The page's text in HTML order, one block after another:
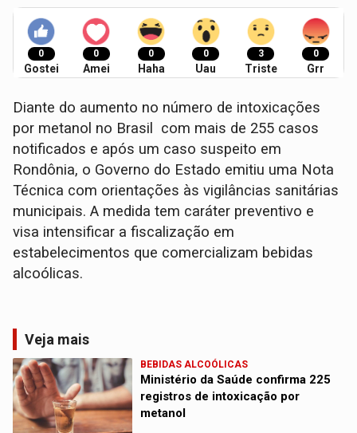
0
Gostei
0
Amei
0
Haha
0
Uau
3
Triste
0
Grr
Diante do aumento no número de intoxicações
por metanol no Brasil com mais de 255 casos
notificados e após um caso suspeito em
Rondônia, o Governo do Estado emitiu uma Nota
Técnica com orientações às vigilâncias sanitárias
municipais. A medida tem caráter preventivo e
visa intensificar a fiscalização em
estabelecimentos que comercializam bebidas
alcoólicas.
Veja mais
BEBIDAS ALCOÓLICAS
Ministério da Saúde confirma 225
registros de intoxicação por
metanol